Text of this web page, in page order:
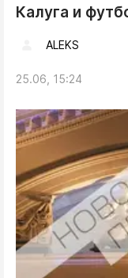
Калуга и
ALEKS
25.06, 15:24